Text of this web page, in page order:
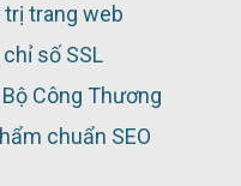
trang web
số SSL
Công Thương
chuẩn SEO